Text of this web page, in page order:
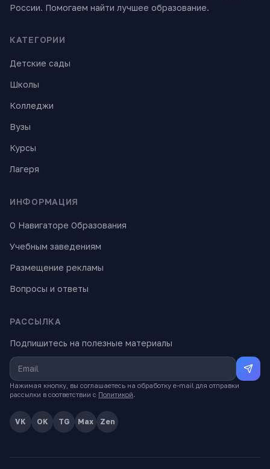
России. Помогаем найти лучшее образование.
КАТЕГОРИИ
Детские сады
Школы
Колледжи
Вузы
Курсы
Лагеря
ИНФОРМАЦИЯ
О Навигаторе Образования
Учебным заведениям
Размещение рекламы
Вопросы и ответы
РАССЫЛКА
Подпишитесь на полезные материалы
Нажимая кнопку, вы соглашаетесь на обработку e-mail для отправки
рассылки в соответствии с Политикой.
VK OK TG Max Zen